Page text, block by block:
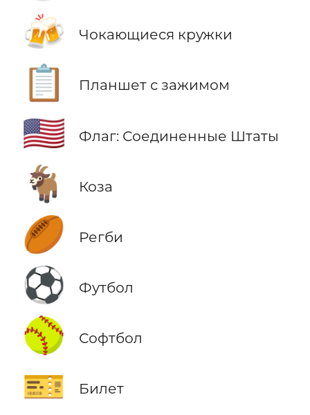
🍻 Чокающиеся кружки
📋 Планшет с зажимом
🇺🇸 Флаг: Соединенные Штаты
🐐 Коза
🏉 Регби
⚽ Футбол
🥎 Софтбол
🎫 Билет